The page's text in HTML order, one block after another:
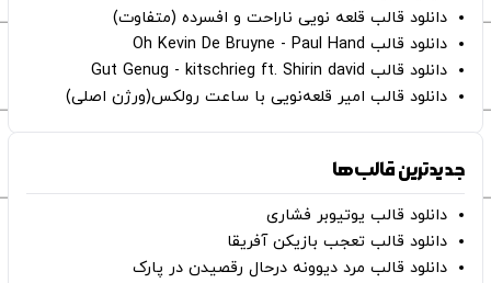
دانلود قالب قلعه نویی ناراحت و افسرده (متفاوت)
دانلود قالب Oh Kevin De Bruyne - Paul Hand
دانلود قالب Gut Genug - kitschrieg ft. Shirin david
دانلود قالب امیر قلعه‌نویی با ساعت رولکس(ورژن اصلی)
جدیدترین قالب‌ها
دانلود قالب یوتیوبر فشاری
دانلود قالب تعجب بازیکن آفریقا
دانلود قالب مرد دیوونه درحال رقصیدن در پارک